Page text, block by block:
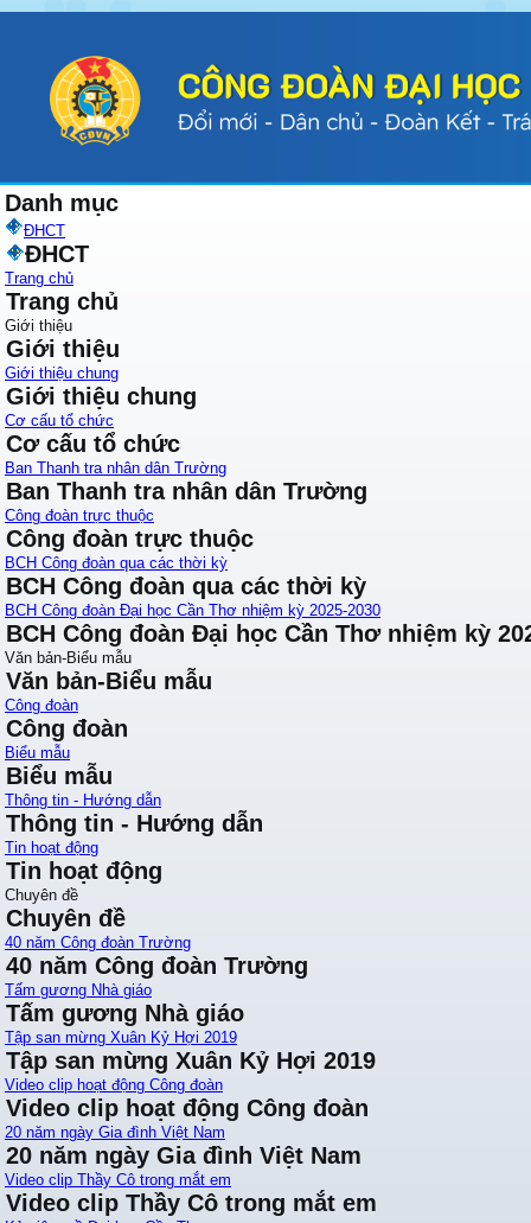
Danh mục
ĐHCT
ĐHCT
Trang chủ
Trang chủ
Giới thiệu
Giới thiệu
Giới thiệu chung
Giới thiệu chung
Cơ cấu tổ chức
Cơ cấu tổ chức
Ban Thanh tra nhân dân Trường
Ban Thanh tra nhân dân Trường
Công đoàn trực thuộc
Công đoàn trực thuộc
BCH Công đoàn qua các thời kỳ
BCH Công đoàn qua các thời kỳ
BCH Công đoàn Đại học Cần Thơ nhiệm kỳ 2025-2030
BCH Công đoàn Đại học Cần Thơ nhiệm kỳ
Văn bản-Biểu mẫu
Văn bản-Biểu mẫu
Công đoàn
Công đoàn
Biểu mẫu
Biểu mẫu
Thông tin - Hướng dẫn
Thông tin - Hướng dẫn
Tin hoạt động
Tin hoạt động
Chuyên đề
Chuyên đề
40 năm Công đoàn Trường
40 năm Công đoàn Trường
Tấm gương Nhà giáo
Tấm gương Nhà giáo
Tập san mừng Xuân Kỷ Hợi 2019
Tập san mừng Xuân Kỷ Hợi 2019
Video clip hoạt động Công đoàn
Video clip hoạt động Công đoàn
20 năm ngày Gia đình Việt Nam
20 năm ngày Gia đình Việt Nam
Video clip Thầy Cô trong mắt em
Video clip Thầy Cô trong mắt em